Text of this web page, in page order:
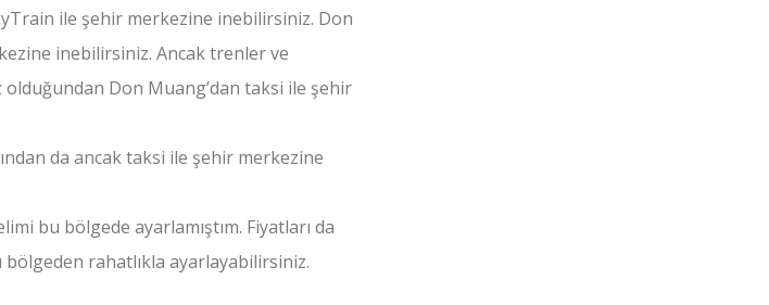
ile şehir merkezine inebilirsiniz. Don
inebilirsiniz. Ancak trenler ve
Don Muang’dan taksi ile şehir
da ancak taksi ile şehir merkezine
bu bölgede ayarlamıştım. Fiyatları da
bölgeden rahatlıkla ayarlayabilirsiniz.